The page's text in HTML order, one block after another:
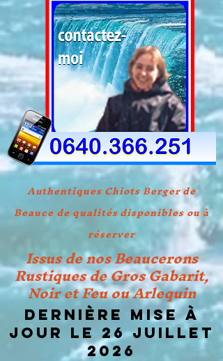
Authentiques Chiots Berger de
Beauce de qualités disponibles ou à
réserver
Issus de nos Beaucerons
Rustiques de Gros Gabarit,
Noir et Feu ou Arlequin
Dernière mise à
jour le 26 JUILLET
2026